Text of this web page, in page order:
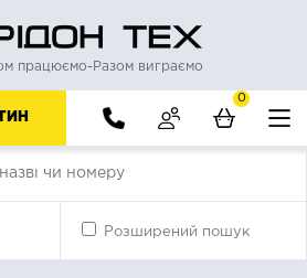
працюємо-Разом виграємо
0
Розширений пошук